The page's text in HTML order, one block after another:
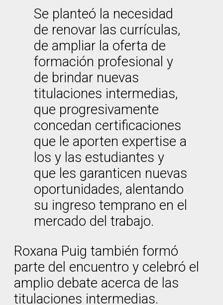
Se planteó la necesidad
de renovar las currículas,
de ampliar la oferta de
formación profesional y
de brindar nuevas
titulaciones intermedias,
que progresivamente
concedan certificaciones
que le aporten expertise a
los y las estudiantes y
que les garanticen nuevas
oportunidades, alentando
su ingreso temprano en el
mercado del trabajo.
Roxana Puig también formó
parte del encuentro y celebró el
amplio debate acerca de las
titulaciones intermedias.